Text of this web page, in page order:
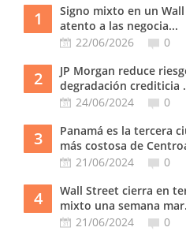
1
Signo mixto en un
atento a las negocia...
22/06/2026
0
2
JP Morgan reduce
degradación crediticia
24/06/2024
0
3
Panamá es la tercera
más costosa de
21/06/2024
0
4
Wall Street cierra en
mixto una semana
21/06/2024
0